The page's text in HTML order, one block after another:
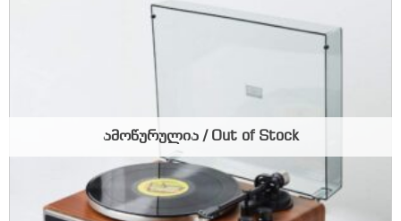
ამოწურულია / Out of Stock